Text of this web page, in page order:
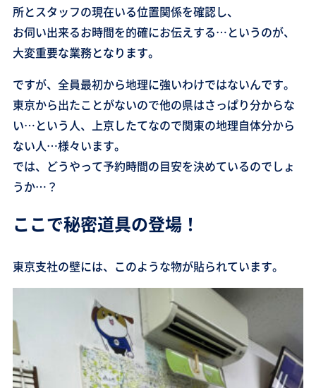
所とスタッフの現在いる位置関係を確認し、
お伺い出来るお時間を的確にお伝えする…というのが、
大変重要な業務となります。
ですが、全員最初から地理に強いわけではないんです。
東京から出たことがないので他の県はさっぱり分からな
い…という人、上京したてなので関東の地理自体分から
ない人…様々います。
では、どうやって予約時間の目安を決めているのでしょ
うか…？
ここで秘密道具の登場！
東京支社の壁には、このような物が貼られています。